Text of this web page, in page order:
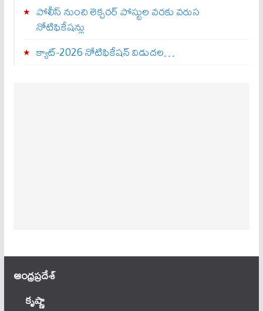
పోలీస్ నుంచి లెక్చరర్ పోస్టుల వరకు వరుస
నోటిఫికేషన్లు
క్యాట్-2026 నోటిఫికేషన్ విడుదల…
ఆంధ్ర‌ప్ర‌దేశ్
కృష్ణా